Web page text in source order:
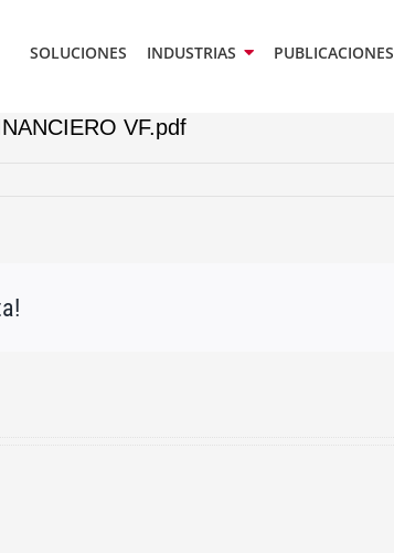
SOLUCIONES INDUSTRIAS PUBLICACIONES
VF.pdf